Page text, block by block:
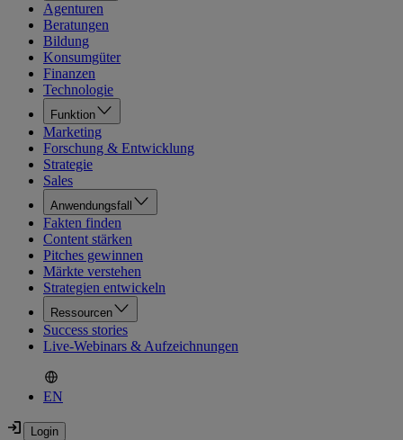
Agenturen
Beratungen
Bildung
Konsumgüter
Finanzen
Technologie
Funktion
Marketing
Forschung & Entwicklung
Strategie
Sales
Anwendungsfall
Fakten finden
Content stärken
Pitches gewinnen
Märkte verstehen
Strategien entwickeln
Ressourcen
Success stories
Live-Webinars & Aufzeichnungen
EN